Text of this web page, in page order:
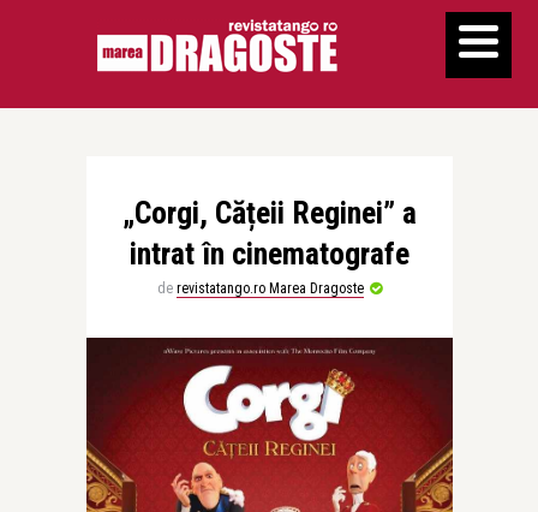
„Corgi, Cățeii Reginei” a
intrat în cinematografe
de revistatango.ro Marea Dragoste